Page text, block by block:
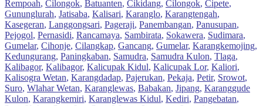
Rempoah, Cilongok, Batuanten, Cikidang, Cilongok, Cipete,
Gununglurah, Jatisaba, Kalisari, Karanglo, Karangtengah,
Kasegeran, Langgongsari, Pageraji, Panembangan, Panusupan,
Pejogol, Pernasidi, Rancamaya, Sambirata, Sokawera, Sudimara,
Gumelar, Cihonje, Cilangkap, Gancang, Gumelar, Karangkemojing,
Kedungurang, Paningkaban, Samudra, Samudra Kulon, Tlaga,
Kalibagor, Kalibagor, Kalicupak Kidul, Kalicupak Lor, Kaliori,
Kalisogra Wetan, Karangdadap, Pajerukan, Pekaja, Petir, Srowot,
Suro, Wlahar Wetan, Karanglewas, Babakan, Jipang, Karanggude
Kulon, Karangkemiri, Karanglewas Kidul, Kediri, Pangebatan,